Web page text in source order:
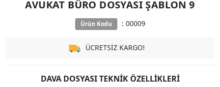
AVUKAT BÜRO DOSYASI ŞABLON 9
Ürün Kodu : 00009
ÜCRETSİZ KARGO!
DAVA DOSYASI TEKNİK ÖZELLİKLERİ